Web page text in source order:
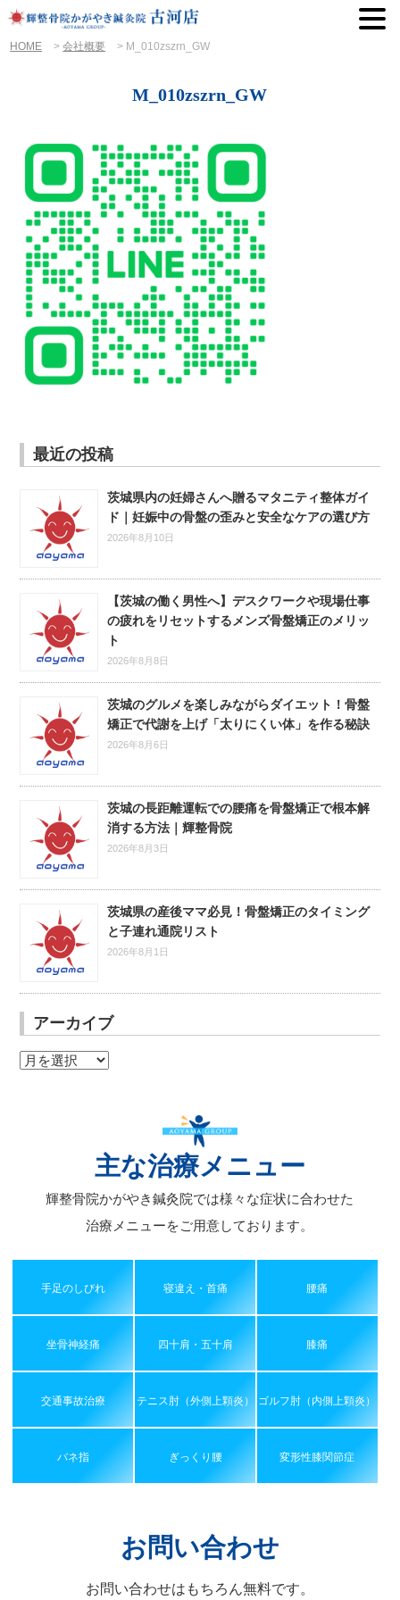
HOME >会社概要 > M_010zszrn_GW
M_010zszrn_GW
最近の投稿
茨城県内の妊婦さんへ贈るマタニティ整体ガイ
ド｜妊娠中の骨盤の歪みと安全なケアの選び方
2026年8月10日
【茨城の働く男性へ】デスクワークや現場仕事
の疲れをリセットするメンズ骨盤矯正のメリッ
ト
2026年8月8日
茨城のグルメを楽しみながらダイエット！骨盤
矯正で代謝を上げ「太りにくい体」を作る秘訣
2026年8月6日
茨城の長距離運転での腰痛を骨盤矯正で根本解
消する方法｜輝整骨院
2026年8月3日
茨城県の産後ママ必見！骨盤矯正のタイミング
と子連れ通院リスト
2026年8月1日
アーカイブ
ア
主な治療メニュー
輝整骨院かがやき鍼灸院では様々な症状に合わせた
治療メニューをご用意しております。
手足のしびれ 寝違え・首痛 腰痛
坐骨神経痛 四十肩・五十肩 膝痛
交通事故治療 テニス肘（外側上顆炎） ゴルフ肘（内側上顆炎）
バネ指 ぎっくり腰 変形性膝関節症
お問い合わせ
お問い合わせはもちろん無料です。